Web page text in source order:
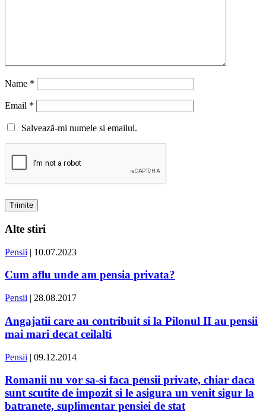
Name *
Email *
Salvează-mi numele si emailul.
Alte stiri
Pensii | 10.07.2023
Cum aflu unde am pensia privata?
Pensii | 28.08.2017
Angajatii care au contribuit si la Pilonul II au pensii
mai mari decat ceilalti
Pensii | 09.12.2014
Romanii nu vor sa-si faca pensii private, chiar daca
sunt scutite de impozit si le asigura un venit sigur la
batranete, suplimentar pensiei de stat